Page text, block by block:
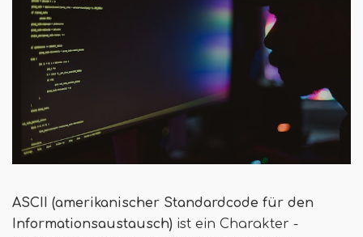
ASCII (amerikanischer Standardcode für den
Informationsaustausch) ist ein Charakter -